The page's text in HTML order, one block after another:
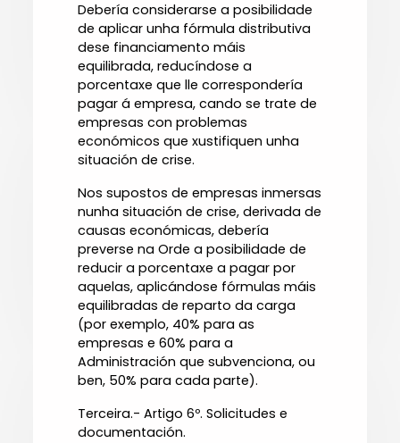
Debería considerarse a posibilidade
de aplicar unha fórmula distributiva
dese financiamento máis
equilibrada, reducíndose a
porcentaxe que lle correspondería
pagar á empresa, cando se trate de
empresas con problemas
económicos que xustifiquen unha
situación de crise.
Nos supostos de empresas inmersas
nunha situación de crise, derivada de
causas económicas, debería
preverse na Orde a posibilidade de
reducir a porcentaxe a pagar por
aquelas, aplicándose fórmulas máis
equilibradas de reparto da carga
(por exemplo, 40% para as
empresas e 60% para a
Administración que subvenciona, ou
ben, 50% para cada parte).
Terceira.- Artigo 6º. Solicitudes e
documentación.